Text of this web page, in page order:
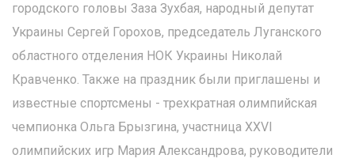
городского головы Заза Зухбая, народный депутат
Украины Сергей Горохов, председатель Луганского
областного отделения НОК Украины Николай
Кравченко. Также на праздник были приглашены и
известные спортсмены - трехкратная олимпийская
чемпионка Ольга Брызгина, участница XXVI
олимпийских игр Мария Александрова, руководители